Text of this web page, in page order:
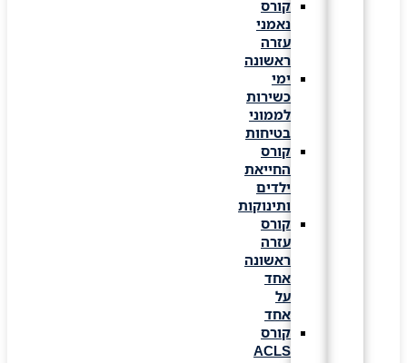
קורס
נאמני
עזרה
ראשונה
ימי
כשירות
לממוני
בטיחות
קורס
החייאת
ילדים
ותינוקות
קורס
עזרה
ראשונה
קורס
ACLS